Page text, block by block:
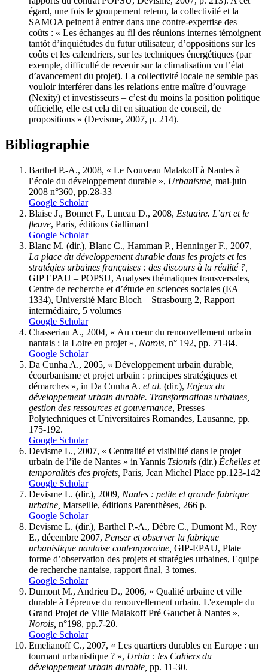
égard, une fois le groupement retenu, la collectivité et la
SAMOA peinent à entrer dans une contre-expertise des
coûts : « Les échanges au fil des réunions internes témoignent
tantôt d’inquiétudes du futur utilisateur, d’oppositions sur les
coûts et les calendriers, sur les techniques énergétiques (par
exemple, difficulté de revenir sur la climatisation vu l’état
d’avancement du projet). La collectivité locale ne semble pas
vouloir interférer dans les relations entre maître d’ouvrage
(Nexity) et investisseurs – c’est du moins la position politique
officielle, elle est cela dit en situation de conseil, de
propositions » (Devisme, 2007, p. 214).
Bibliographie
Barthel P.-A., 2008, « Le Nouveau Malakoff à Nantes à
l’école du développement durable », Urbanisme, mai-juin
2008 n°360, pp.28-33
Google Scholar
Blaise J., Bonnet F., Luneau D., 2008, Estuaire. L’art et le
fleuve, Paris, éditions Gallimard
Google Scholar
Blanc M. (dir.), Blanc C., Hamman P., Henninger F., 2007,
La place du développement durable dans les projets et les
stratégies urbaines françaises : des discours à la réalité ?,
GIP EPAU – POPSU, Analyses thématiques transversales,
Centre de recherche et d’étude en sciences sociales (EA
1334), Université Marc Bloch – Strasbourg 2, Rapport
intermédiaire, 5 volumes
Google Scholar
Chasseriau A., 2004, « Au coeur du renouvellement urbain
nantais : la Loire en projet », Norois, n° 192, pp. 71-84.
Google Scholar
Da Cunha A., 2005, « Développement urbain durable,
écourbanisme et projet urbain : principes stratégiques et
démarches », in Da Cunha A. et al. (dir.), Enjeux du
développement urbain durable. Transformations urbaines,
gestion des ressources et gouvernance, Presses
Polytechniques et Universitaires Romandes, Lausanne, pp.
175-192.
Google Scholar
Devisme L., 2007, « Centralité et visibilité dans le projet
urbain de l’île de Nantes » in Yannis Tsiomis (dir.) Échelles et
temporalités des projets, Paris, Jean Michel Place pp.123-142
Google Scholar
Devisme L. (dir.), 2009, Nantes : petite et grande fabrique
urbaine, Marseille, éditions Parenthèses, 266 p.
Google Scholar
Devisme L. (dir.), Barthel P.-A., Dèbre C., Dumont M., Roy
E., décembre 2007, Penser et observer la fabrique
urbanistique nantaise contemporaine, GIP-EPAU, Plate
forme d’observation des projets et stratégies urbaines, Equipe
de recherche nantaise, rapport final, 3 tomes.
Google Scholar
Dumont M., Andrieu D., 2006, « Qualité urbaine et ville
durable à l'épreuve du renouvellement urbain. L'exemple du
Grand Projet de Ville Malakoff Pré Gauchet à Nantes »,
Norois, n°198, pp.7-20.
Google Scholar
Emelianoff C., 2007, « Les quartiers durables en Europe : un
tournant urbanistique ? », Urbia : les Cahiers du
développement urbain durable, pp. 11-30.